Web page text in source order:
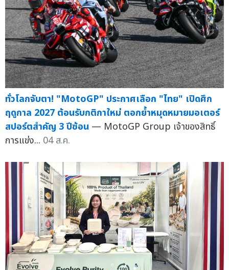
ทั่วโลกจับตา! "MotoGP" ประกาศเลือก "ไทย" เปิดศึก
ฤดูกาล 2027 ต้อนรับกติกาใหม่ ตอกย้ำหมุดหมายมอเตอร์
สปอร์ตสำคัญ 3 ปีซ้อน — MotoGP Group เจ้าของสิทธิ์
การแข่ง... 04 ส.ค.